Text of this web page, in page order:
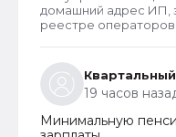
домашний адрес ИП,
реестре
19 часов
Минимальную